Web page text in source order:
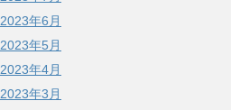
2023年6月
2023年5月
2023年4月
2023年3月